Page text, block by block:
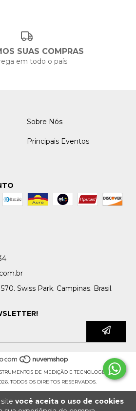
você aceita o uso de cookies
SUAS COMPRAS
em todo o país
Sobre Nós
Principais Eventos
Swiss Park. Campinas. Brasil.
DE MEDIÇÃO E TECNOLOGIA LTDA. -
TODOS OS DIREITOS RESERVADOS.